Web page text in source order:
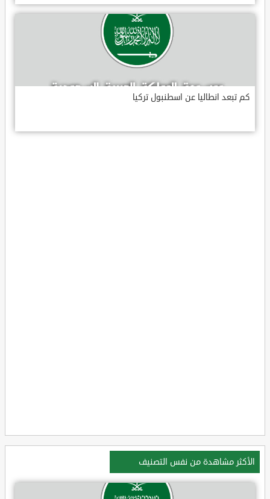
كم تبعد انطاليا عن اسطنبول تركيا
الأكثر مشاهدة من نفس التصنيف